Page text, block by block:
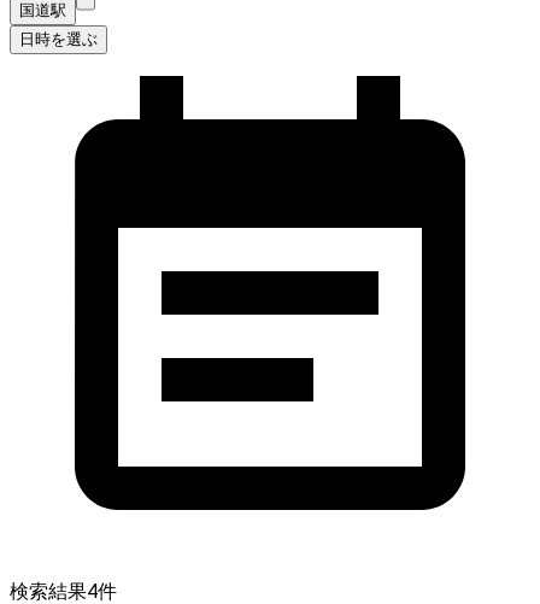
国道駅
日時を選ぶ
検索結果4件